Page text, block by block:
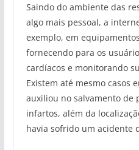
Saindo do ambiente das
algo mais pessoal, a
exemplo, em
fornecendo para os
cardíacos e monitorando
Existem até mesmo casos
auxiliou no salvamento de
infartos, além da
havia sofrido um acidente